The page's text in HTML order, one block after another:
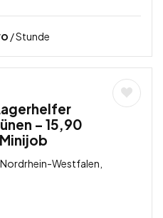
/ Stunde
– 15,90
Westfalen,